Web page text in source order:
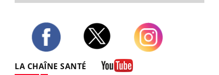
LA CHAÎNE SANTÉ